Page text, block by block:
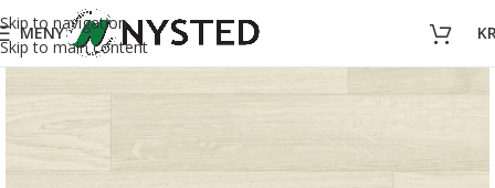
Skip to navigation
Skip to main content
MENY